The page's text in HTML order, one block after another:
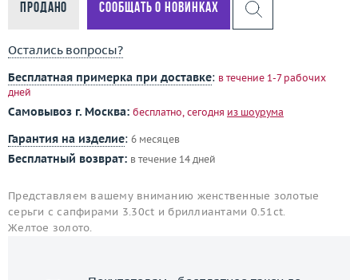
Продано Сообщать о новинках
Остались вопросы?
Бесплатная примерка при доставке: в течение 1-7 рабочих
дней
Самовывоз г. Москва: бесплатно, сегодня из шоурума
Гарантия на изделие: 6 месяцев
Бесплатный возврат: в течение 14 дней
Представляем вашему вниманию женственные золотые
серьги с сапфирами 3.30ct и бриллиантами 0.51ct.
Желтое золото.